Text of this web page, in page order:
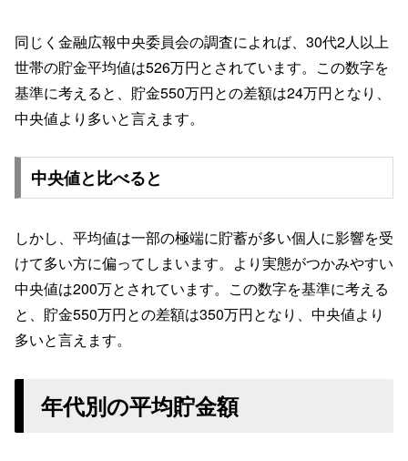
同じく金融広報中央委員会の調査によれば、30代2人以上
世帯の貯金平均値は526万円とされています。この数字を
基準に考えると、貯金550万円との差額は24万円となり、
中央値より多いと言えます。
中央値と比べると
しかし、平均値は一部の極端に貯蓄が多い個人に影響を受
けて多い方に偏ってしまいます。より実態がつかみやすい
中央値は200万とされています。この数字を基準に考える
と、貯金550万円との差額は350万円となり、中央値より
多いと言えます。
年代別の平均貯金額